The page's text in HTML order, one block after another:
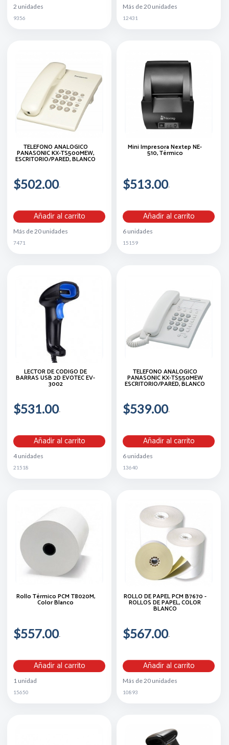
2 unidades
9356
Más de 20 unidades
12431
TELÉFONO ANALÓGICO
PANASONIC KX-TS500MEW,
ESCRITORIO/PARED, BLANCO
$502.00
Añadir al carrito
Más de 20 unidades
7471
Mini Impresora Nextep NE-
510, Térmico
$513.00
Añadir al carrito
6 unidades
15159
LECTOR DE CÓDIGO DE
BARRAS USB 2D EVOTEC EV-
3002
$531.00
Añadir al carrito
4 unidades
21518
TELÉFONO ANALÓGICO
PANASONIC KX-TS550MEW
ESCRITORIO/PARED, BLANCO
$539.00
Añadir al carrito
6 unidades
13640
Rollo Térmico PCM T8020M,
Color Blanco
$557.00
Añadir al carrito
1 unidad
15650
ROLLO DE PAPEL PCM B7670 -
ROLLOS DE PAPEL, COLOR
BLANCO
$567.00
Añadir al carrito
Más de 20 unidades
10893